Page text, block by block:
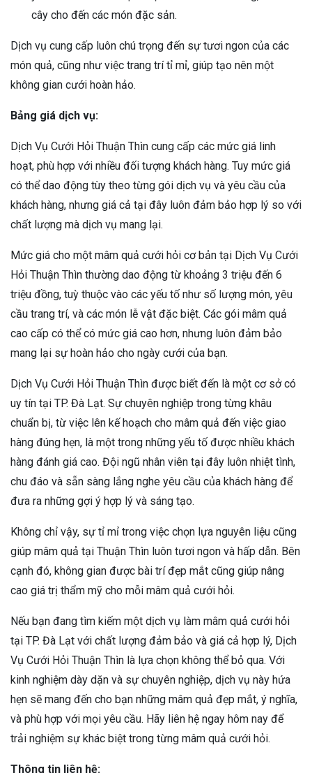
cây cho đến các món đặc sản.
Dịch vụ cung cấp luôn chú trọng đến sự tươi ngon của các
món quả, cũng như việc trang trí tỉ mỉ, giúp tạo nên một
không gian cưới hoàn hảo.
Bảng giá dịch vụ:
Dịch Vụ Cưới Hỏi Thuận Thìn cung cấp các mức giá linh
hoạt, phù hợp với nhiều đối tượng khách hàng. Tuy mức giá
có thể dao động tùy theo từng gói dịch vụ và yêu cầu của
khách hàng, nhưng giá cả tại đây luôn đảm bảo hợp lý so với
chất lượng mà dịch vụ mang lại.
Mức giá cho một mâm quả cưới hỏi cơ bản tại Dịch Vụ Cưới
Hỏi Thuận Thìn thường dao động từ khoảng 3 triệu đến 6
triệu đồng, tuỳ thuộc vào các yếu tố như số lượng món, yêu
cầu trang trí, và các món lễ vật đặc biệt. Các gói mâm quả
cao cấp có thể có mức giá cao hơn, nhưng luôn đảm bảo
mang lại sự hoàn hảo cho ngày cưới của bạn.
Dịch Vụ Cưới Hỏi Thuận Thìn được biết đến là một cơ sở có
uy tín tại TP. Đà Lạt. Sự chuyên nghiệp trong từng khâu
chuẩn bị, từ việc lên kế hoạch cho mâm quả đến việc giao
hàng đúng hẹn, là một trong những yếu tố được nhiều khách
hàng đánh giá cao. Đội ngũ nhân viên tại đây luôn nhiệt tình,
chu đáo và sẵn sàng lắng nghe yêu cầu của khách hàng để
đưa ra những gợi ý hợp lý và sáng tạo.
Không chỉ vậy, sự tỉ mỉ trong việc chọn lựa nguyên liệu cũng
giúp mâm quả tại Thuận Thìn luôn tươi ngon và hấp dẫn. Bên
cạnh đó, không gian được bài trí đẹp mắt cũng giúp nâng
cao giá trị thẩm mỹ cho mỗi mâm quả cưới hỏi.
Nếu bạn đang tìm kiếm một dịch vụ làm mâm quả cưới hỏi
tại TP. Đà Lạt với chất lượng đảm bảo và giá cả hợp lý, Dịch
Vụ Cưới Hỏi Thuận Thìn là lựa chọn không thể bỏ qua. Với
kinh nghiệm dày dặn và sự chuyên nghiệp, dịch vụ này hứa
hẹn sẽ mang đến cho bạn những mâm quả đẹp mắt, ý nghĩa,
và phù hợp với mọi yêu cầu. Hãy liên hệ ngay hôm nay để
trải nghiệm sự khác biệt trong từng mâm quả cưới hỏi.
Thông tin liên hệ: